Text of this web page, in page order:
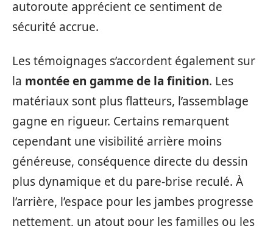
autoroute apprécient ce sentiment de
sécurité accrue.
Les témoignages s’accordent également sur
la montée en gamme de la finition. Les
matériaux sont plus flatteurs, l’assemblage
gagne en rigueur. Certains remarquent
cependant une visibilité arrière moins
généreuse, conséquence directe du dessin
plus dynamique et du pare-brise reculé. À
l’arrière, l’espace pour les jambes progresse
nettement, un atout pour les familles ou les